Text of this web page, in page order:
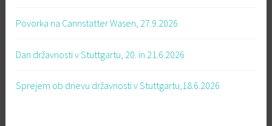
Povorka na Cannstatter Wasen, 27.9.2026
Dan državnosti v Stuttgartu, 20. in 21.6.2026
Sprejem ob dnevu državnosti v Stuttgartu,18.6.2026